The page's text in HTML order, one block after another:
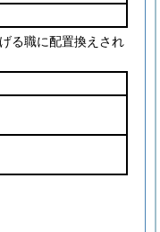
る職に配置換えされ